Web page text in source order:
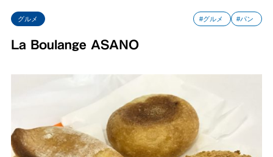
グルメ #グルメ #パン
La Boulange ASANO